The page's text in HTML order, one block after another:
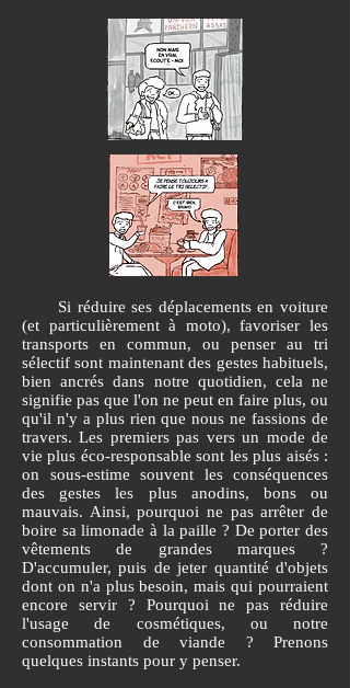
Si réduire ses déplacements en voiture
(et particulièrement à moto), favoriser les
transports en commun, ou penser au tri
sélectif sont maintenant des gestes habituels,
bien ancrés dans notre quotidien, cela ne
signifie pas que l'on ne peut en faire plus, ou
qu'il n'y a plus rien que nous ne fassions de
travers. Les premiers pas vers un mode de
vie plus éco-responsable sont les plus aisés :
on sous-estime souvent les conséquences
des gestes les plus anodins, bons ou
mauvais. Ainsi, pourquoi ne pas arrêter de
boire sa limonade à la paille ? De porter des
vêtements de grandes marques ?
D'accumuler, puis de jeter quantité d'objets
dont on n'a plus besoin, mais qui pourraient
encore servir ? Pourquoi ne pas réduire
l'usage de cosmétiques, ou notre
consommation de viande ? Prenons
quelques instants pour y penser.